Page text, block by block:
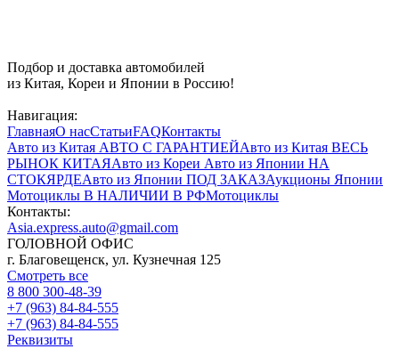
Подбор и доставка автомобилей
из Китая, Кореи и Японии в Россию!
Навигация:
ГлавнаяО насСтатьиFAQКонтакты
Авто из Китая АВТО С ГАРАНТИЕЙАвто из Китая ВЕСЬ
РЫНОК КИТАЯАвто из Кореи Авто из Японии НА
СТОКЯРДЕАвто из Японии ПОД ЗАКАЗАукционы Японии
Мотоциклы В НАЛИЧИИ В РФМотоциклы
Контакты:
Asia.express.auto@gmail.com
ГОЛОВНОЙ ОФИС
г. Благовещенск, ул. Кузнечная 125
Смотреть все
8 800 300-48-39
+7 (963) 84-84-555
+7 (963) 84-84-555
Реквизиты